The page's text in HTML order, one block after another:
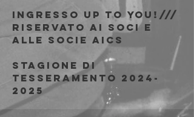
Ingresso Up to You!///
riservato ai soci e
alle socie AICS
Stagione di
tesseramento 2024-
2025